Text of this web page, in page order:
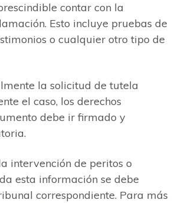
contar con la
Esto incluye pruebas de
o cualquier otro tipo de
la solicitud de tutela
el caso, los derechos
debe ir firmado y
intervención de peritos o
esta información se debe
correspondiente. Para más